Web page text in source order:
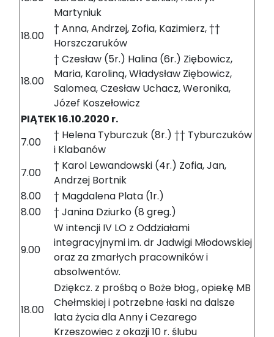
Martyniuk
18.00
† Anna, Andrzej, Zofia, Kazimierz, ††
Horszczaruków
18.00
† Czesław (5r.) Halina (6r.) Ziębowicz,
Maria, Karoliną, Władysław Ziębowicz,
Salomea, Czesław Uchacz, Weronika,
Józef Koszełowicz
PIĄTEK 16.10.2020 r.
7.00
† Helena Tyburczuk (8r.) †† Tyburczuków
i Klabanów
7.00
† Karol Lewandowski (4r.) Zofia, Jan,
Andrzej Bortnik
8.00
† Magdalena Plata (1r.)
8.00
† Janina Dziurko (8 greg.)
9.00
W intencji IV LO z Oddziałami
integracyjnymi im. dr Jadwigi Młodowskiej
oraz za zmarłych pracowników i
absolwentów.
18.00
Dziękcz. z prośbą o Boże błog., opiekę MB
Chełmskiej i potrzebne łaski na dalsze
lata życia dla Anny i Cezarego
Krzeszowiec z okazji 10 r. ślubu